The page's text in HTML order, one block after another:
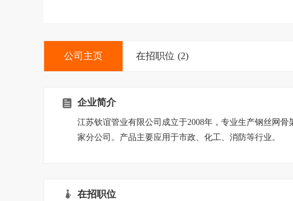
公司主页 在招职位 (2)
企业简介
江苏钦谊管业有限公司成立于2008年，专业生产钢丝网
家分公司。产品主要应用于市政、化工、消防等行业。
在招职位